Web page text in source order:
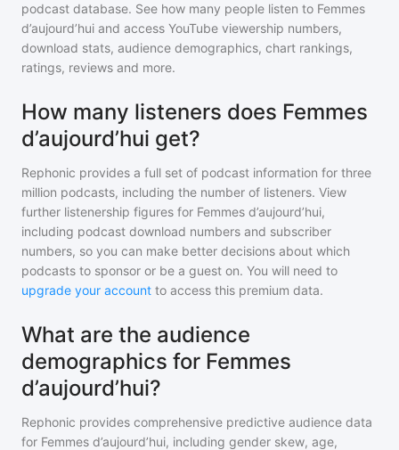
podcast database. See how many people listen to Femmes
d’aujourd’hui and access YouTube viewership numbers,
download stats, audience demographics, chart rankings,
ratings, reviews and more.
How many listeners does Femmes
d’aujourd’hui get?
Rephonic provides a full set of podcast information for three
million podcasts, including the number of listeners. View
further listenership figures for Femmes d’aujourd’hui,
including podcast download numbers and subscriber
numbers, so you can make better decisions about which
podcasts to sponsor or be a guest on. You will need to
upgrade your account to access this premium data.
What are the audience
demographics for Femmes
d’aujourd’hui?
Rephonic provides comprehensive predictive audience data
for Femmes d’aujourd’hui, including gender skew, age,